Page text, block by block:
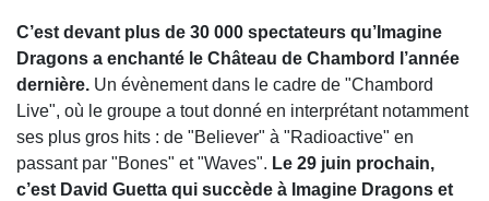
C’est devant plus de 30 000 spectateurs qu’Imagine
Dragons a enchanté le Château de Chambord l’année
dernière. Un évènement dans le cadre de "Chambord
Live", où le groupe a tout donné en interprétant notamment
ses plus gros hits : de "Believer" à "Radioactive" en
passant par "Bones" et "Waves". Le 29 juin prochain,
c’est David Guetta qui succède à Imagine Dragons et